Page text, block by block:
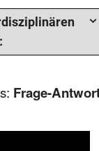
Frage-